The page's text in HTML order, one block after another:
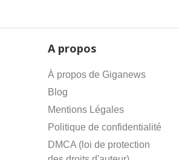
A propos
À propos de Giganews
Blog
Mentions Légales
Politique de confidentialité
DMCA (loi de protection